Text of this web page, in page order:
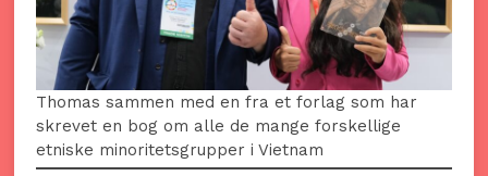
Thomas sammen med en fra et forlag som har
skrevet en bog om alle de mange forskellige
etniske minoritetsgrupper i Vietnam